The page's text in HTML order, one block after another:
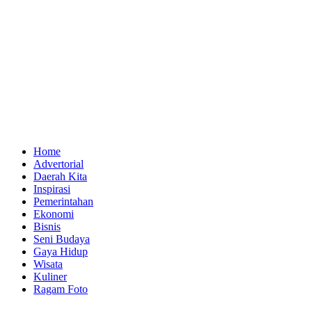
Home
Advertorial
Daerah Kita
Inspirasi
Pemerintahan
Ekonomi
Bisnis
Seni Budaya
Gaya Hidup
Wisata
Kuliner
Ragam Foto